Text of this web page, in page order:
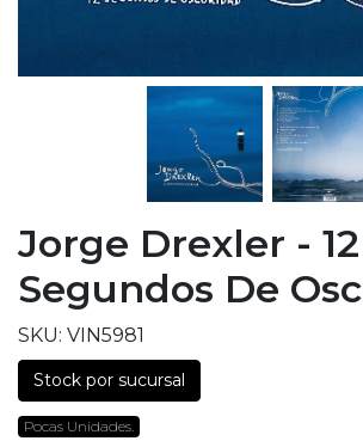
Jorge Drexler - 12
Segundos De
SKU: VIN5981
Stock por sucursal
Pocas Unidades.